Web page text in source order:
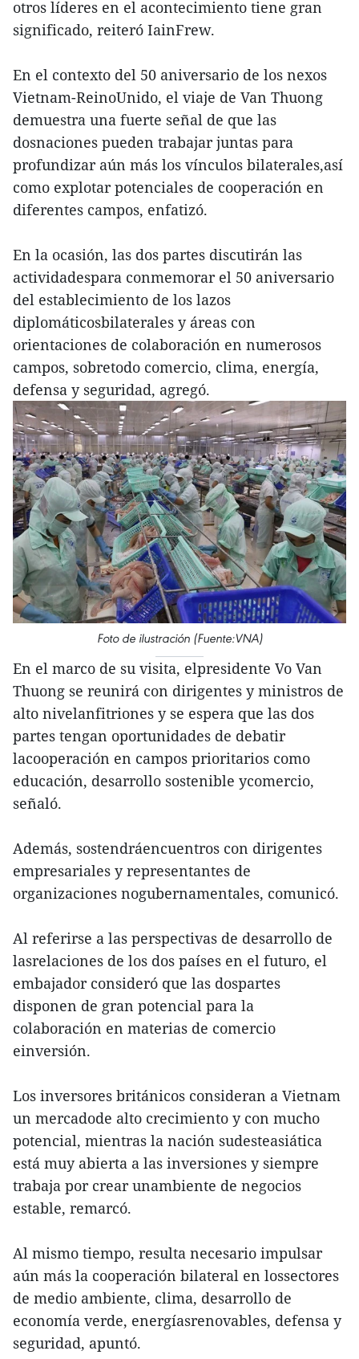
otros líderes en el acontecimiento tiene gran
significado, reiteró IainFrew.
En el contexto del 50 aniversario de los nexos
Vietnam-ReinoUnido, el viaje de Van Thuong
demuestra una fuerte señal de que las
dosnaciones pueden trabajar juntas para
profundizar aún más los vínculos bilaterales,así
como explotar potenciales de cooperación en
diferentes campos, enfatizó.
En la ocasión, las dos partes discutirán las
actividadespara conmemorar el 50 aniversario
del establecimiento de los lazos
diplomáticosbilaterales y áreas con
orientaciones de colaboración en numerosos
campos, sobretodo comercio, clima, energía,
defensa y seguridad, agregó.
Foto de ilustración (Fuente:VNA)
En el marco de su visita, elpresidente Vo Van
Thuong se reunirá con dirigentes y ministros de
alto nivelanfitriones y se espera que las dos
partes tengan oportunidades de debatir
lacooperación en campos prioritarios como
educación, desarrollo sostenible ycomercio,
señaló.
Además, sostendráencuentros con dirigentes
empresariales y representantes de
organizaciones nogubernamentales, comunicó.
Al referirse a las perspectivas de desarrollo de
lasrelaciones de los dos países en el futuro, el
embajador consideró que las dospartes
disponen de gran potencial para la
colaboración en materias de comercio
einversión.
Los inversores británicos consideran a Vietnam
un mercadode alto crecimiento y con mucho
potencial, mientras la nación sudesteasiática
está muy abierta a las inversiones y siempre
trabaja por crear unambiente de negocios
estable, remarcó.
Al mismo tiempo, resulta necesario impulsar
aún más la cooperación bilateral en lossectores
de medio ambiente, clima, desarrollo de
economía verde, energíasrenovables, defensa y
seguridad, apuntó.